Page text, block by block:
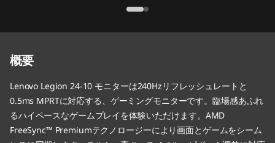
概要
Lenovo Legion 24-10 モニターは240Hzリフレッシュレートと
0.5ms MPRTに対応する、ゲーミングモニターです。臨場感あふれ
るハイペースなゲームプレイを体験いただけます。AMD
FreeSync™ Premiumテクノロージーにより画面とゲームをシーム